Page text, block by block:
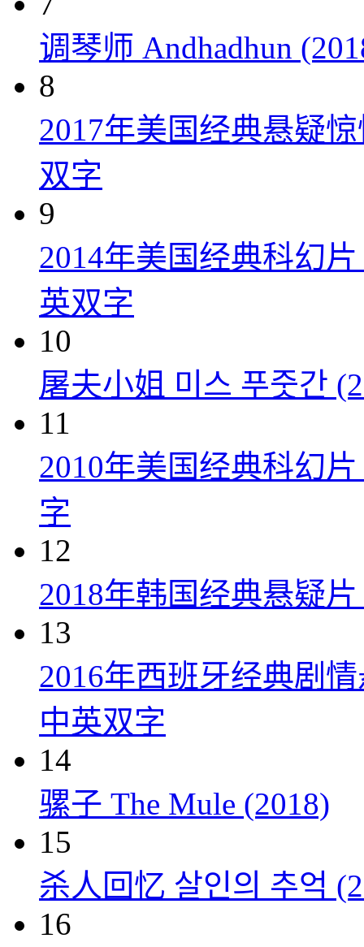
调琴师 Andhadhun
8
2017年美国经典悬疑
双字
9
2014年美国经典科幻
英双字
10
屠夫小姐 미스 푸줏간
11
2010年美国经典科幻
字
12
2018年韩国经典悬疑
13
2016年西班牙经典剧
中英双字
14
骡子 The Mule (2018)
15
杀人回忆 살인의 추억
16